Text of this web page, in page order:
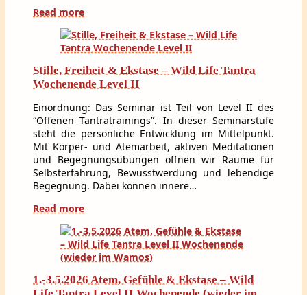
Read more
Stille, Freiheit & Ekstase – Wild Life Tantra
Wochenende Level II
Einordnung: Das Seminar ist Teil von Level II des
“Offenen Tantratrainings”. In dieser Seminarstufe
steht die persönliche Entwicklung im Mittelpunkt.
Mit Körper- und Atemarbeit, aktiven Meditationen
und Begegnungsübungen öffnen wir Räume für
Selbsterfahrung, Bewusstwerdung und lebendige
Begegnung. Dabei können innere…
Read more
1.-3.5.2026 Atem, Gefühle & Ekstase – Wild